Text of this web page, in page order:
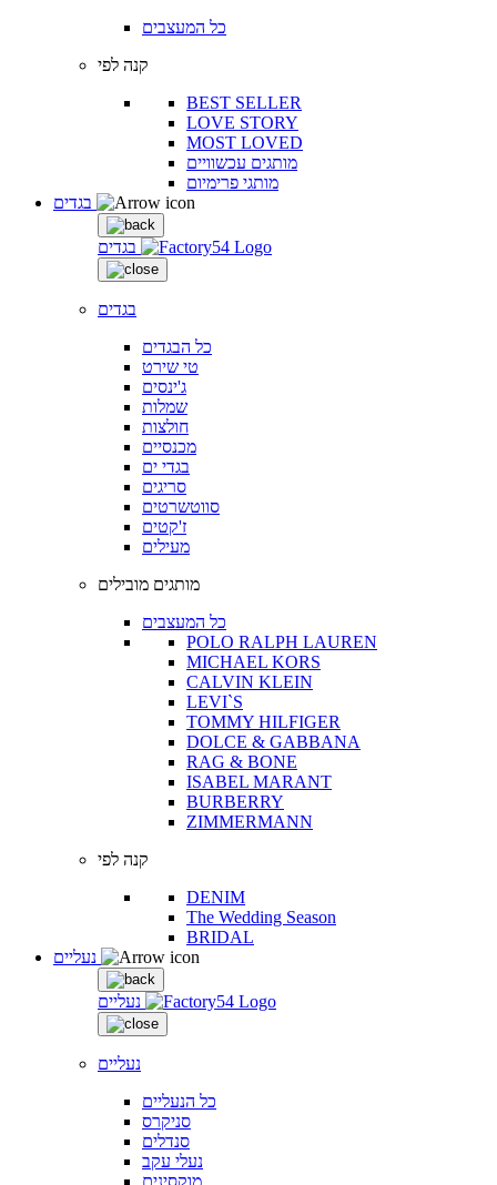
כל המעצבים
קנה לפי
BEST SELLER
LOVE STORY
MOST LOVED
מותגים עכשוויים
מותגי פרימיום
בגדים
בגדים
כל הבגדים
טי שירט
ג'ינסים
שמלות
חולצות
מכנסיים
בגדי ים
סריגים
סווטשרטים
ז'קטים
מעילים
מותגים מובילים
כל המעצבים
POLO RALPH LAUREN
MICHAEL KORS
CALVIN KLEIN
LEVI`S
TOMMY HILFIGER
DOLCE & GABBANA
RAG & BONE
ISABEL MARANT
BURBERRY
ZIMMERMANN
קנה לפי
DENIM
The Wedding Season
BRIDAL
נעליים
נעליים
כל הנעליים
סניקרס
סנדלים
נעלי עקב
מוקסינים